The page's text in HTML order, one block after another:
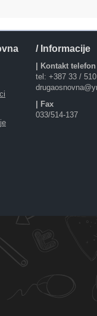
/ Informacije
| Kontakt telefon
tel: +387 33 /
| Fax
033/514-137